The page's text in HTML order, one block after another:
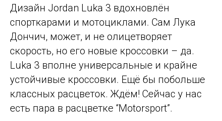
Дизайн Jordan Luka 3 вдохновлён
спорткарами и мотоциклами. Сам Лука
Дончич, может, и не олицетворяет
скорость, но его новые кроссовки – да.
Luka 3 вполне универсальные и крайне
устойчивые кроссовки. Ещё бы побольше
классных расцветок. Ждём! Сейчас у нас
есть пара в расцветке “Motorsport”.
© 2016-2026 PLAYGROUND MOSCOW
ООО "СТРИТБОЛ"